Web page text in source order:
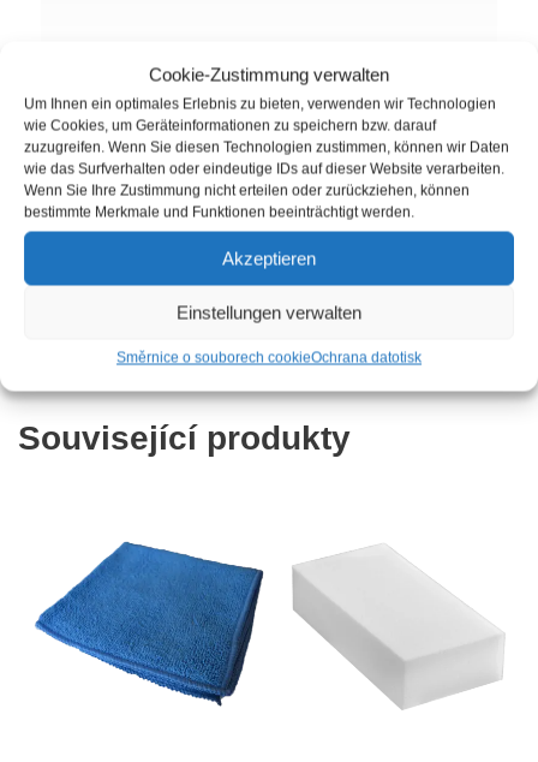
Cookie-Zustimmung verwalten
Um Ihnen ein optimales Erlebnis zu bieten, verwenden wir Technologien
wie Cookies, um Geräteinformationen zu speichern bzw. darauf
zuzugreifen. Wenn Sie diesen Technologien zustimmen, können wir Daten
wie das Surfverhalten oder eindeutige IDs auf dieser Website verarbeiten.
Wenn Sie Ihre Zustimmung nicht erteilen oder zurückziehen, können
bestimmte Merkmale und Funktionen beeinträchtigt werden.
Akzeptieren
Einstellungen verwalten
Směrnice o souborech cookieOchrana datotisk
Náhradní nebo přídavná stříkací hlava pro těsnění24
1litrových lahví.
Ilustrace ukazuje symbolický obrázek. Podobné doručení
Související produkty